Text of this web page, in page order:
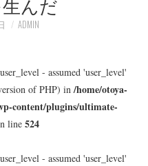
ADMIN
- assumed 'user_level'
of PHP) in/home/otoya-
content/plugins/ultimate-
line524
- assumed 'user_level'